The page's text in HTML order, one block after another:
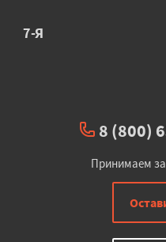
7-Я
8 (800)
Принимаем